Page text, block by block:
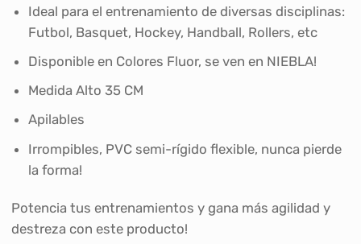
Ideal para el entrenamiento de diversas disciplinas:
Futbol, Basquet, Hockey, Handball, Rollers, etc
Disponible en Colores Fluor, se ven en NIEBLA!
Medida Alto 35 CM
Apilables
Irrompibles, PVC semi-rígido flexible, nunca pierde
la forma!
Potencia tus entrenamientos y gana más agilidad y
destreza con este producto!